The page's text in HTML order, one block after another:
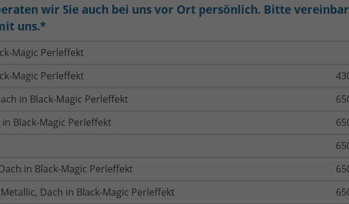
wir Sie auch bei uns vor Ort persönlich. Bitte
uns.*
Magic Perleffekt
Magic Perleffekt
in Black-Magic Perleffekt
Black-Magic Perleffekt
in Black-Magic Perleffekt
Dach in Black-Magic Perleffekt